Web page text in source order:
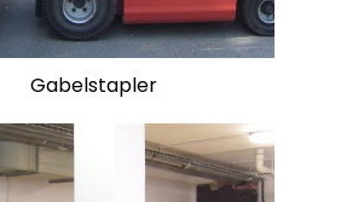
Gabelstapler